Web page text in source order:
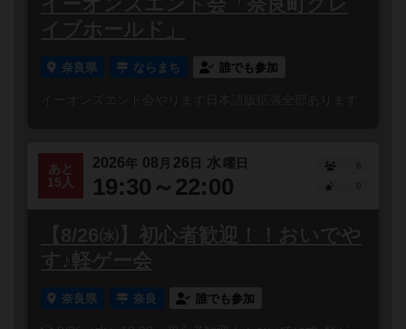
イブホールド」
奈良県 ならまち 誰でも参加
イーオンズエンド会やります日本語版拡張全部あります
あと
15人
2026年 08 月 26 日 水 曜日
19:30～22:00
6
【8/26㈬】初心者歓迎！！おいでや
す♪軽ゲー会
奈良県 奈良 誰でも参加